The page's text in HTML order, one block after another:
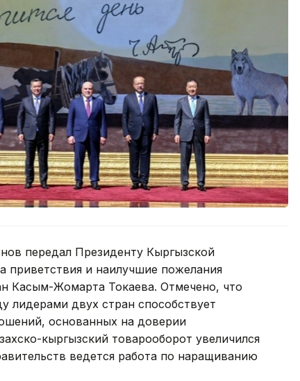
передал Президенту Кыргызской
приветствия и наилучшие пожелания
Касым-Жомарта Токаева. Отмечено, что
лидерами двух стран способствует
основанных на доверии
кыргызский товарооборот увеличился
ведется работа по наращиванию